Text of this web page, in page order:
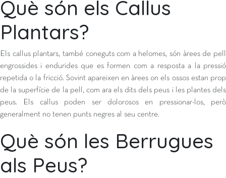
Què són els Callus
Plantars?
Els callus plantars, també coneguts com a helomes, són àrees de pell
engrossides i endurides que es formen com a resposta a la pressió
repetida o la fricció. Sovint apareixen en àrees on els ossos estan prop
de la superfície de la pell, com ara els dits dels peus i les plantes dels
peus. Els callus poden ser dolorosos en pressionar-los, però
generalment no tenen punts negres al seu centre.
Què són les Berrugues
als Peus?